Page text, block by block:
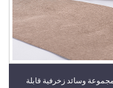
وسائد زخرفية قابلة